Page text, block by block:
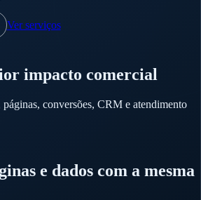
Ver serviços
impacto comercial
conversões, CRM e atendimento
e dados com a mesma